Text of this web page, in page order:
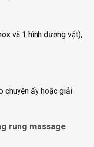
và 1 hình dương vật),
chuyện ấy hoặc giải
rung massage